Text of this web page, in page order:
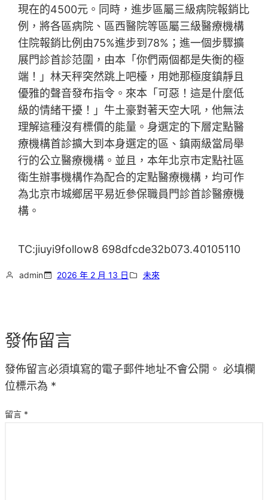
現在的4500元。同時，進步區屬三級病院報銷比
例，將各區病院、區西醫院等區屬三級醫療機構
住院報銷比例由75%進步到78%；進一個步驟擴
展門診首診范圍，由本「你們兩個都是失衡的極
端！」林天秤突然跳上吧檯，用她那極度鎮靜且
優雅的聲音發布指令。來本「可惡！這是什麼低
級的情緒干擾！」牛土豪對著天空大吼，他無法
理解這種沒有標價的能量。身選定的下層定點醫
療機構首診擴大到本身選定的區、鎮兩級當局舉
行的公立醫療機構。並且，本年北京市定點社區
衛生辦事機構作為配合的定點醫療機構，均可作
為北京市城鄉居平易近參保職員門診首診醫療機
構。
TC:jiuyi9follow8 698dfcde32b073.40105110
admin 2026 年 2 月 13 日 未來
發佈留言
發佈留言必須填寫的電子郵件地址不會公開。 必填欄
位標示為 *
留言 *